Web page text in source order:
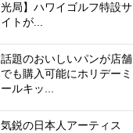
光局】ハワイゴルフ特設サ
イトが...
話題のおいしいパンが店舗
でも購入可能にホリデーミ
ールキッ...
気鋭の日本人アーティス